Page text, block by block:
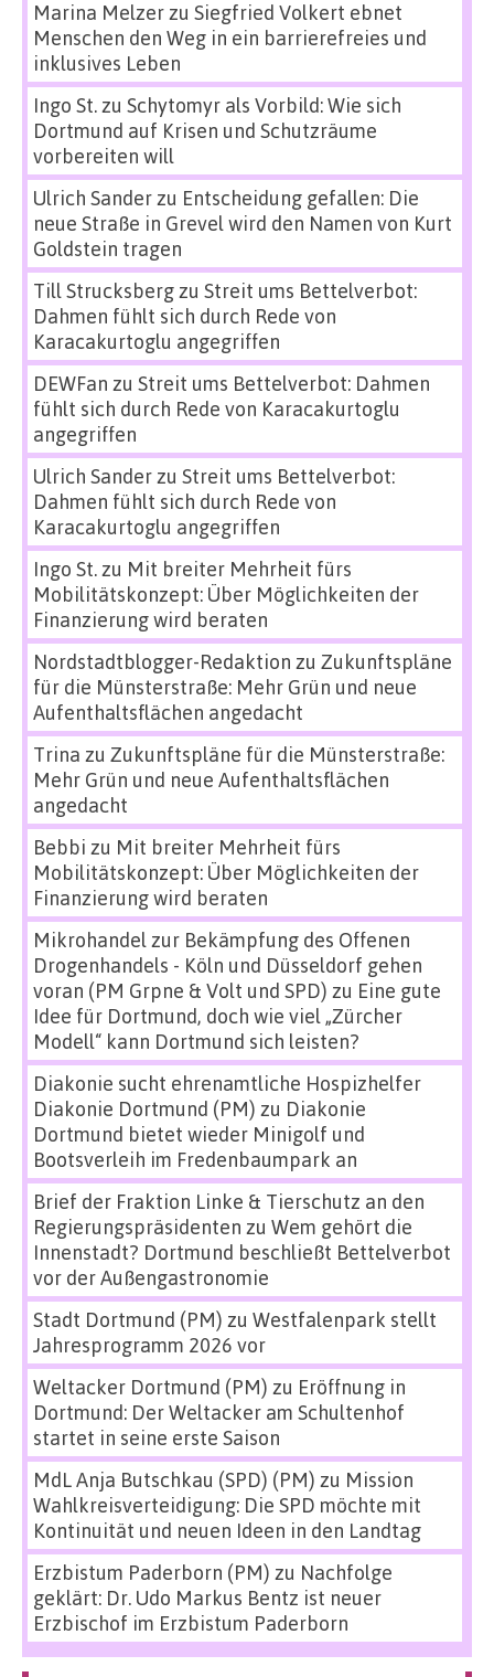
Marina Melzerzu Siegfried Volkert ebnet
Menschen den Weg in ein barrierefreies und
inklusives Leben
Ingo St.zu Schytomyr als Vorbild: Wie sich
Dortmund auf Krisen und Schutzräume
vorbereiten will
Ulrich Sanderzu Entscheidung gefallen: Die
neue Straße in Grevel wird den Namen von Kurt
Goldstein tragen
Till Strucksbergzu Streit ums Bettelverbot:
Dahmen fühlt sich durch Rede von
Karacakurtoglu angegriffen
DEWFan zu Streit ums Bettelverbot: Dahmen
fühlt sich durch Rede von Karacakurtoglu
angegriffen
Ulrich Sanderzu Streit ums Bettelverbot:
Dahmen fühlt sich durch Rede von
Karacakurtoglu angegriffen
Ingo St.zu Mit breiter Mehrheit fürs
Mobilitätskonzept: Über Möglichkeiten der
Finanzierung wird beraten
Nordstadtblogger-Redaktion zu Zukunftspläne
für die Münsterstraße: Mehr Grün und neue
Aufenthaltsflächen angedacht
Trina zu Zukunftspläne für die Münsterstraße:
Mehr Grün und neue Aufenthaltsflächen
angedacht
Bebbi zu Mit breiter Mehrheit fürs
Mobilitätskonzept: Über Möglichkeiten der
Finanzierung wird beraten
Mikrohandel zur Bekämpfung des Offenen
Drogenhandels - Köln und Düsseldorf gehen
voran (PM Grpne & Volt und SPD) zu Eine gute
Idee für Dortmund, doch wie viel „Zürcher
Modell“ kann Dortmund sich leisten?
Diakonie sucht ehrenamtliche Hospizhelfer
Diakonie Dortmund (PM) zu Diakonie
Dortmund bietet wieder Minigolf und
Bootsverleih im Fredenbaumpark an
Brief der Fraktion Linke & Tierschutz an den
Regierungspräsidenten zu Wem gehört die
Innenstadt? Dortmund beschließt Bettelverbot
vor der Außengastronomie
Stadt Dortmund (PM) zu Westfalenpark stellt
Jahresprogramm 2026 vor
Weltacker Dortmund (PM) zu Eröffnung in
Dortmund: Der Weltacker am Schultenhof
startet in seine erste Saison
MdL Anja Butschkau (SPD) (PM) zu Mission
Wahlkreisverteidigung: Die SPD möchte mit
Kontinuität und neuen Ideen in den Landtag
Erzbistum Paderborn (PM) zu Nachfolge
geklärt: Dr. Udo Markus Bentz ist neuer
Erzbischof im Erzbistum Paderborn